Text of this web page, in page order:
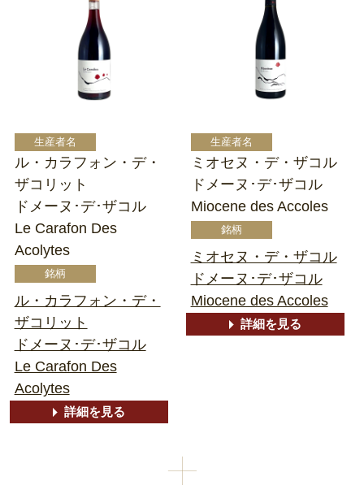
ル・カラフォン・デ・
ザコリット
ドメーヌ･デ･ザコル
Le Carafon Des
Acolytes
ル・カラフォン・デ・
ザコリット
ドメーヌ･デ･ザコル
Le Carafon Des
Acolytes
詳細を見る
ミオセヌ・デ・ザコル
ドメーヌ･デ･ザコル
Miocene des Accoles
ミオセヌ・デ・ザコル
ドメーヌ･デ･ザコル
Miocene des Accoles
詳細を見る